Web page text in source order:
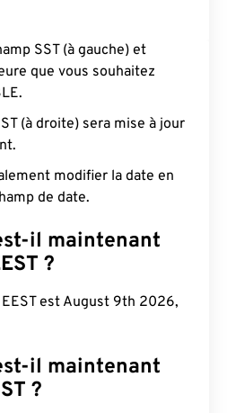
SST (à gauche) et
que vous souhaitez
(à droite) sera mise à jour
modifier la date en
de date.
il maintenant
?
est August 9th 2026,
il maintenant
?